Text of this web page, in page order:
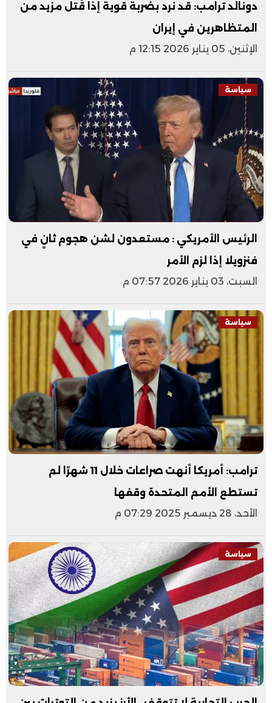
دونالد ترامب: قد نرد بضربة قوية إذا قُتل مزيد من
المتظاهرين في إيران
الإثنين، 05 يناير 2026 12:15 م
سياسة
الرئيس الأمريكي : مستعدون لشن هجوم ثانٍ في
فنزويلا إذا لزم الأمر
السبت، 03 يناير 2026 07:57 م
سياسة
ترامب: أمريكا أنهت صراعات خلال 11 شهرًا لم
تستطع الأمم المتحدة وقفها
الأحد، 28 ديسمبر 2025 07:29 م
سياسة